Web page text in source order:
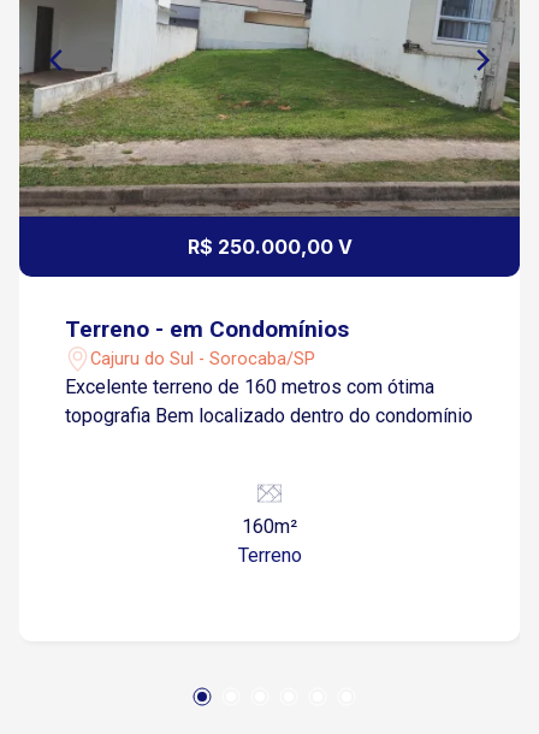
R$ 250.000,00 V
Terreno - em Condomínios
Cajuru do Sul - Sorocaba/SP
Excelente terreno de 160 metros com ótima
topografia Bem localizado dentro do condomínio
160m²
Terreno